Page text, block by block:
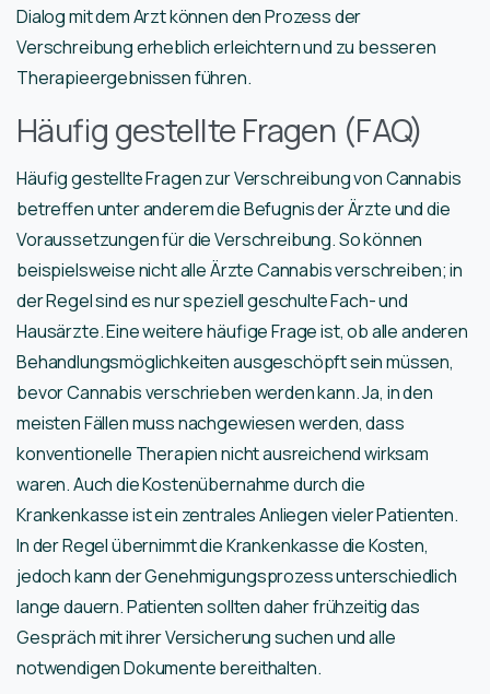
Dialog mit dem Arzt können den Prozess der
Verschreibung erheblich erleichtern und zu besseren
Therapieergebnissen führen.
Häufig gestellte Fragen (FAQ)
Häufig gestellte Fragen zur Verschreibung von Cannabis
betreffen unter anderem die Befugnis der Ärzte und die
Voraussetzungen für die Verschreibung. So können
beispielsweise nicht alle Ärzte Cannabis verschreiben; in
der Regel sind es nur speziell geschulte Fach- und
Hausärzte. Eine weitere häufige Frage ist, ob alle anderen
Behandlungsmöglichkeiten ausgeschöpft sein müssen,
bevor Cannabis verschrieben werden kann. Ja, in den
meisten Fällen muss nachgewiesen werden, dass
konventionelle Therapien nicht ausreichend wirksam
waren. Auch die Kostenübernahme durch die
Krankenkasse ist ein zentrales Anliegen vieler Patienten.
In der Regel übernimmt die Krankenkasse die Kosten,
jedoch kann der Genehmigungsprozess unterschiedlich
lange dauern. Patienten sollten daher frühzeitig das
Gespräch mit ihrer Versicherung suchen und alle
notwendigen Dokumente bereithalten.